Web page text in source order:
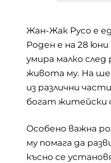
Жан-Жак Русо е
Роден е на 28
умира малко
живота му. На
из различни
богат житейски
Особено важна
му помага да
късно се